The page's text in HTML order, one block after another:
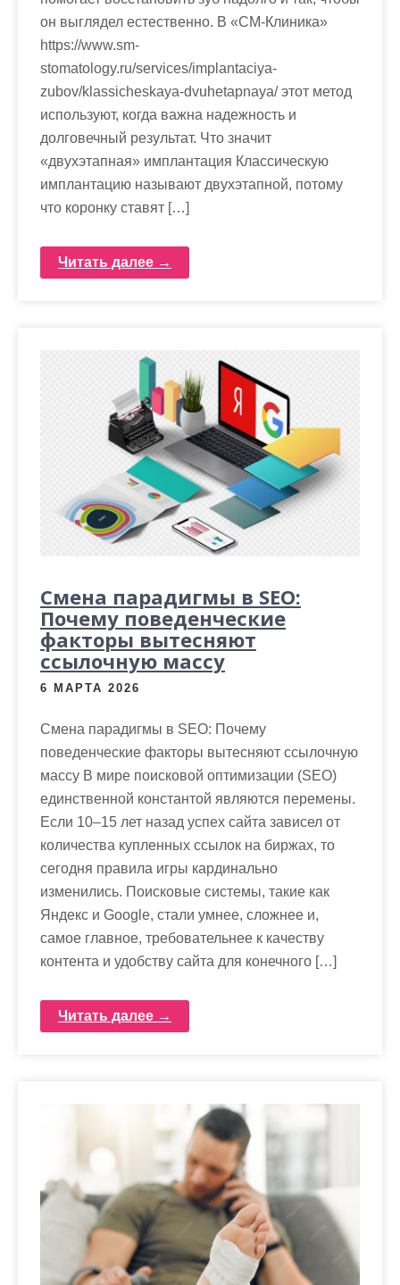
он выглядел естественно. В «СМ-Клиника»
https://www.sm-
stomatology.ru/services/implantaciya-
zubov/klassicheskaya-dvuhetapnaya/ этот метод
используют, когда важна надежность и
долговечный результат. Что значит
«двухэтапная» имплантация Классическую
имплантацию называют двухэтапной, потому
что коронку ставят […]
Читать далее →
Смена парадигмы в SEO:
Почему поведенческие
факторы вытесняют
ссылочную массу
6 МАРТА 2026
Смена парадигмы в SEO: Почему
поведенческие факторы вытесняют ссылочную
массу В мире поисковой оптимизации (SEO)
единственной константой являются перемены.
Если 10–15 лет назад успех сайта зависел от
количества купленных ссылок на биржах, то
сегодня правила игры кардинально
изменились. Поисковые системы, такие как
Яндекс и Google, стали умнее, сложнее и,
самое главное, требовательнее к качеству
контента и удобству сайта для конечного […]
Читать далее →